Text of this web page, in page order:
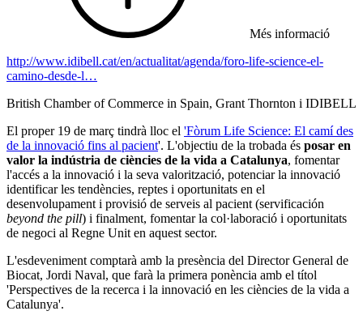
Més informació
http://www.idibell.cat/en/actualitat/agenda/foro-life-science-el-
camino-desde-l…
British Chamber of Commerce in Spain, Grant Thornton i IDIBELL
El proper 19 de març tindrà lloc el 'Fòrum Life Science: El camí des
de la innovació fins al pacient'. L'objectiu de la trobada és posar en
valor la indústria de ciències de la vida a Catalunya, fomentar
l'accés a la innovació i la seva valorització, potenciar la innovació
identificar les tendències, reptes i oportunitats en el
desenvolupament i provisió de serveis al pacient (servificación
beyond the pill) i finalment, fomentar la col·laboració i oportunitats
de negoci al Regne Unit en aquest sector.
L'esdeveniment comptarà amb la presència del Director General de
Biocat, Jordi Naval, que farà la primera ponència amb el títol
'Perspectives de la recerca i la innovació en les ciències de la vida a
Catalunya'.